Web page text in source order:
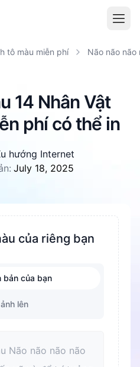
tô màu miễn phí Não não não
14 Nhân Vật
phí có thể in
hướng Internet
July 18, 2025
của riêng bạn
bản của bạn
lên